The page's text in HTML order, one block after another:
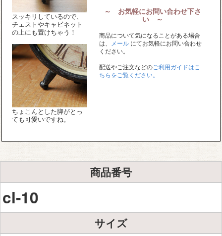
スッキリしているので、
チェストやキャビネット
の上にも置けちゃう！
ちょこんとした脚がとっ
ても可愛いですね。
～ お気軽にお問い合わせ下さ
い ～
商品について気になることがある場合
は、
メール にてお気軽にお問い合わせ
ください。
配送やご注文などのご利用ガイドはこ
ちらをご覧ください。
商品番号
cl-10
サイズ